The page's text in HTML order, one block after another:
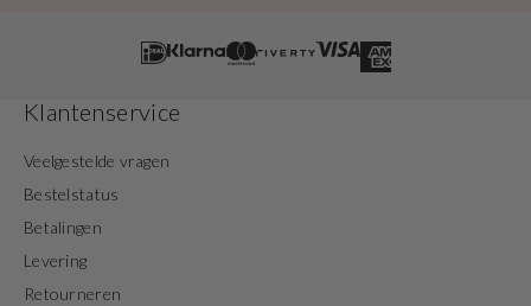
Klantenservice
Veelgestelde vragen
Bestelstatus
Betalingen
Levering
Retourneren